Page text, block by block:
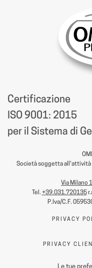
Certificazione
ISO 9001: 2015
per il Sistema di
Società soggetta all'attività
Via Milano
Tel. +39.031.720135
P.Iva/C.F.
PRIVACY
PRIVACY
Le tue